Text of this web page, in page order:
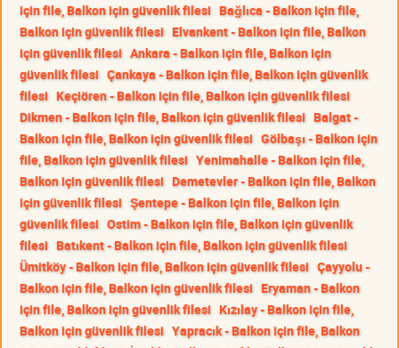
için file, Balkon için güvenlik filesi Bağlıca - Balkon için file,
Balkon için güvenlik filesi Elvankent - Balkon için file, Balkon
için güvenlik filesi Ankara - Balkon için file, Balkon için
güvenlik filesi Çankaya - Balkon için file, Balkon için güvenlik
filesi Keçiören - Balkon için file, Balkon için güvenlik filesi
Dikmen - Balkon için file, Balkon için güvenlik filesi Balgat -
Balkon için file, Balkon için güvenlik filesi Gölbaşı - Balkon için
file, Balkon için güvenlik filesi Yenimahalle - Balkon için file,
Balkon için güvenlik filesi Demetevler - Balkon için file, Balkon
için güvenlik filesi Şentepe - Balkon için file, Balkon için
güvenlik filesi Ostim - Balkon için file, Balkon için güvenlik
filesi Batıkent - Balkon için file, Balkon için güvenlik filesi
Ümitköy - Balkon için file, Balkon için güvenlik filesi Çayyolu -
Balkon için file, Balkon için güvenlik filesi Eryaman - Balkon
için file, Balkon için güvenlik filesi Kızılay - Balkon için file,
Balkon için güvenlik filesi Yapracık - Balkon için file, Balkon